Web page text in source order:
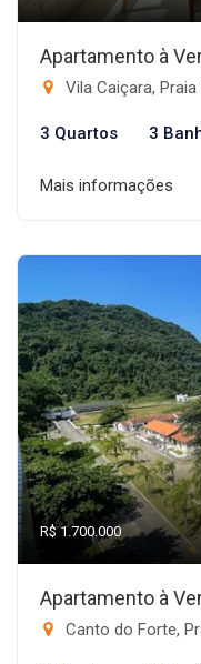
Apartamento à
Vila Caiçara, Praia
3 Quartos 3
Mais informações
R$ 1.700.000
Apartamento à
Canto do Forte,